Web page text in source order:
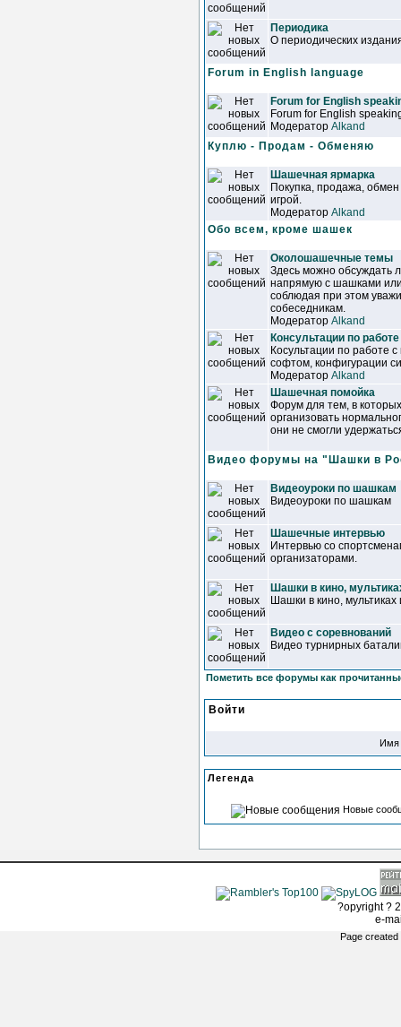
Периодика
О периодических
Forum in English language
Forum for English
Forum for English
Модератор Alkand
Куплю - Продам - Обменяю
Шашечная ярмарка
Покупка, продажа,
игрой.
Модератор Alkand
Обо всем, кроме шашек
Околошашечные темы
Здесь можно обсуждать
напрямую с шашками
соблюдая при этом
собеседникам.
Модератор Alkand
Консультации по
Косультации по работе
софтом, конфигурации
Модератор Alkand
Шашечная помойка
Форум для тем, в
организовать
они не смогли
Видео форумы на "Шашки в
Видеоуроки по шашкам
Видеоуроки по шашкам
Шашечные интервью
Интервью со
организаторами.
Шашки в кино,
Шашки в кино, мультиках
Видео с соревнований
Видео турнирных
Пометить все форумы как
Войти
Имя
Легенда
Новые
?opyright ?
e-
Page